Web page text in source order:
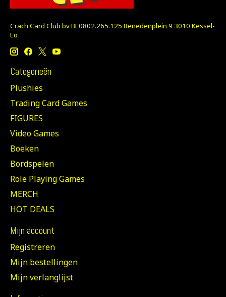
Crach Card Club bv BE0802.265.125 Benedenplein 9 3010 Kessel-
Lo
Categorieën
Plushies
Trading Card Games
FIGURES
Video Games
Boeken
Bordspelen
Role Playing Games
MERCH
HOT DEALS
Mijn account
Registreren
Mijn bestellingen
Mijn verlanglijst